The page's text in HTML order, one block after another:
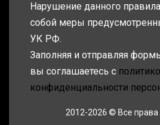
Нарушение данного
собой меры
УК РФ.
Заполняя и отправляя
вы соглашаетесь с
конфиденциальности
2012-2026 © Все